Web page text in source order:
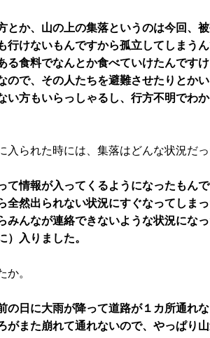
とか、山の上の集落というのは今回、
行けないもんですから孤立してしまうん
る食料でなんとか食べていけたんです
ので、その人たちを避難させたりとか
い方もいらっしゃるし、行方不明でわ
られた時には、集落はどんな状況だっ
て情報が入ってくるようになったもん
全然出られない状況にすぐなってしまっ
みんなが連絡できないような状況になっ
）入りました。
か。
の日に大雨が降って道路が１カ所通れ
がまた崩れて通れないので、やっぱり